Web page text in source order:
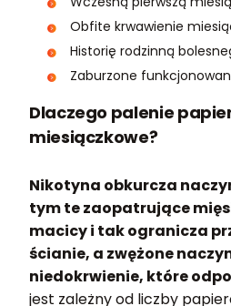
Obfite krwawienie
Historię rodzinną
Zaburzone
Dlaczego palenie
miesiączkowe?
Nikotyna obkurcza
tym te zaopatrujące
macicy i tak ogranicza
ścianie, a zwężone
niedokrwienie, które
jest zależny od liczby